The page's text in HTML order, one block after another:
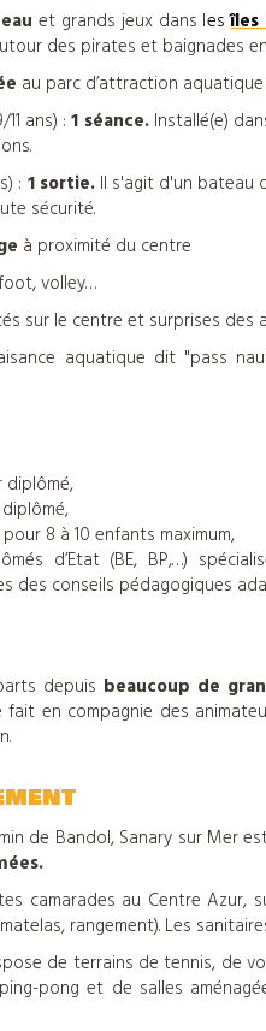
et grands jeux dans lesîles
des pirates et baignades
au parc d’attraction
11 ans) :1 séance.Installé(e)
: 1 sortie. Il s'agit d'un bateau
sécurité.
à proximité du centre
volley…
sur le centre et surprises des
aquatique dit "pass
diplômé,
8 à 10 enfants maximum,
d’Etat (BE, BP,…)
des conseils pédagogiques
depuis beaucoup de
en compagnie des
de Bandol, Sanary sur Mer
camarades au Centre Azur,
rangement). Les
de terrains de tennis, de
pong et de salles